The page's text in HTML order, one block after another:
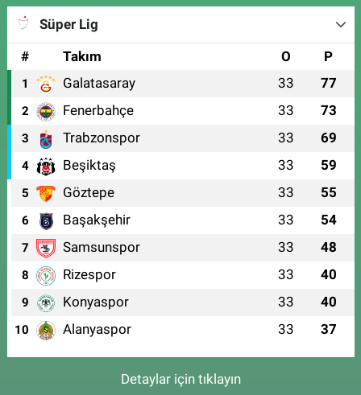
Süper Lig
#
Takım O P
1 Galatasaray 33 77
2 Fenerbahçe 33 73
3 Trabzonspor 33 69
4 Beşiktaş 33 59
5 Göztepe 33 55
6 Başakşehir 33 54
7 Samsunspor 33 48
8 Rizespor 33 40
9 Konyaspor 33 40
10 Alanyaspor 33 37
Detaylar için tıklayın